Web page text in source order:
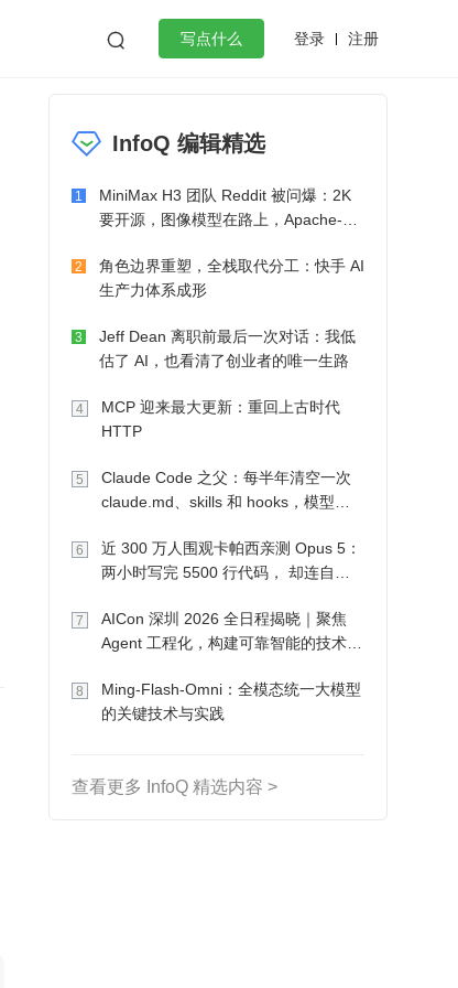
 写点什么 登录 注册
微服务架构 flutter
InfoQ 编辑精选
1
MiniMax H3 团队 Reddit 被问爆：2K
要开源，图像模型在路上，Apache-2.0
2
角色边界重塑，全栈取代分工：快手 AI
生产力体系成形
3
Jeff Dean 离职前最后一次对话：我低
估了 AI，也看清了创业者的唯一生路
4
MCP 迎来最大更新：重回上古时代
HTTP
5
Claude Code 之父：每半年清空一次
claude.md、skills 和 hooks，模型自
6
近 300 万人围观卡帕西亲测 Opus 5：
两小时写完 5500 行代码， 却连自己
7
AICon 深圳 2026 全日程揭晓｜聚焦
Agent 工程化，构建可靠智能的技术路
8
Ming-Flash-Omni：全模态统一大模型
的关键技术与实践
查看更多 InfoQ 精选内容 >